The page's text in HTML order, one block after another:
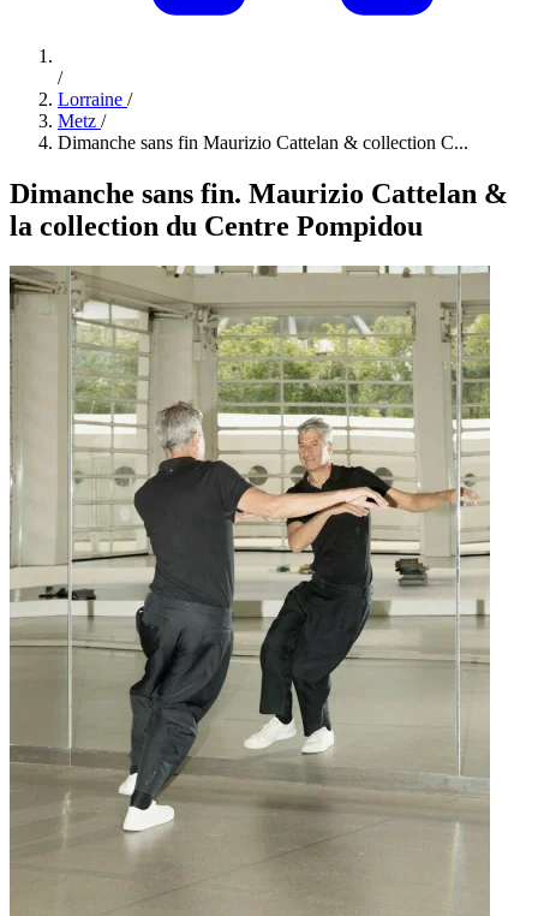
/
Lorraine /
Metz /
Dimanche sans fin Maurizio Cattelan & collection C...
Dimanche sans fin. Maurizio Cattelan &
la collection du Centre Pompidou